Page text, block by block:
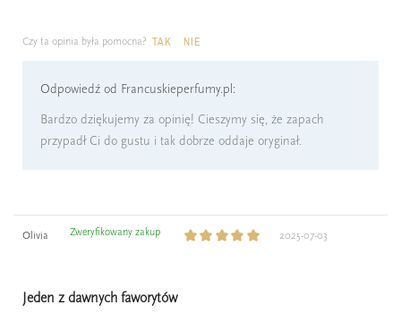
Czy ta opinia była pomocna? TAK NIE
Odpowiedź od Francuskieperfumy.pl:
Bardzo dziękujemy za opinię! Cieszymy się, że zapach
przypadł Ci do gustu i tak dobrze oddaje oryginał.
Olivia Zweryfikowany zakup 2025-07-03
Jeden z dawnych faworytów